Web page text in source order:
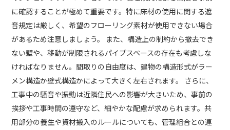
に確認することが極めて重要です。特に床材の使用に関する遮
音規定は厳しく、希望のフローリング素材が使用できない場合
があるため注意しましょう。 また、構造上の制約から撤去でき
ない壁や、移動が制限されるパイプスペースの存在も考慮しな
ければなりません。間取りの自由度は、建物の構造形式がラー
メン構造か壁式構造かによって大きく左右されます。 さらに、
工事中の騒音や振動は近隣住民への影響が大きいため、事前の
挨拶や工事時間の遵守など、細やかな配慮が求められます。共
用部分の養生や資材搬入のルールについても、管理組合との連